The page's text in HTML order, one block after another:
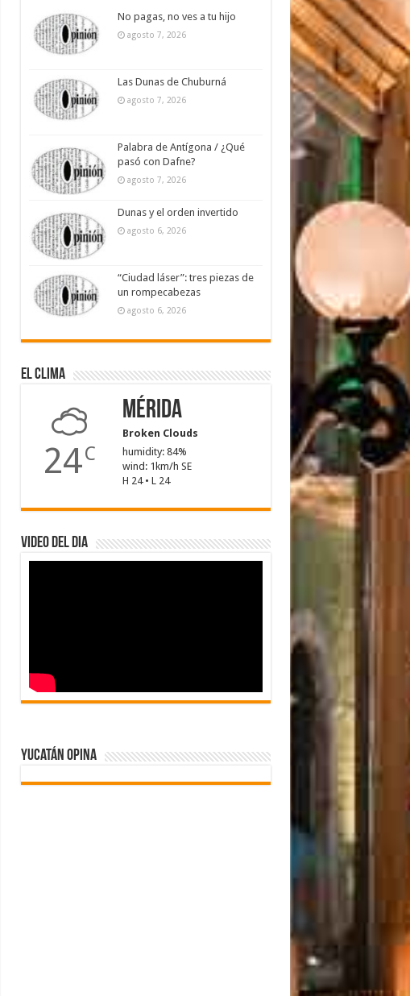
No pagas, no ves a tu hijo
agosto 7, 2026
Las Dunas de Chuburná
agosto 7, 2026
Palabra de Antígona / ¿Qué
pasó con Dafne?
agosto 7, 2026
Dunas y el orden invertido
agosto 6, 2026
“Ciudad láser”: tres piezas de
un rompecabezas
agosto 6, 2026
El Clima
24C
Mérida
Broken Clouds
humidity: 84%
wind: 1km/h SE
H 24 • L 24
Video del dia
Yucatán Opina